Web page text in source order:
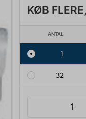
KØB
ANTAL
1
32